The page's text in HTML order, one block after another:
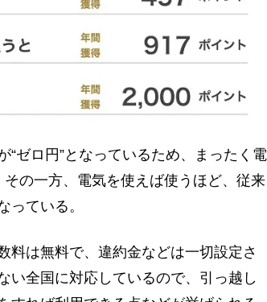
ゼロ円”となっているため、まったく電
の一方、電気を使えば使うほど、従来
っている。
は無料で、違約金などは一切設定さ
い全国に対応しているので、引っ越し